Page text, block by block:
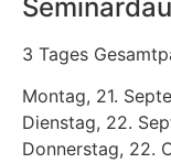
3 Tages
Montag, 21.
Dienstag, 22.
Donnerstag, 22.